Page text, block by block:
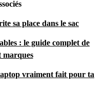
sa place dans le sac
: le guide complet de
marques
vraiment fait pour ta